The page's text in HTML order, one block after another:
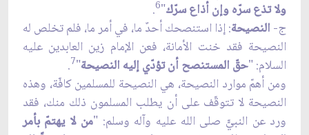
ولا تذع سرّه وإن أذاع سرّك"
6
.
ج- النصيحة: إذا استنصحك أحدٌ ما، في أمر ما، فلم تخلص له
النصيحة فقد خنت الأمانة، فعن الإمام زين العابدين عليه
السلام: "حقّ المستنصح أن تؤدّي إليه النصيحة"
7
.
ومن أهمّ موارد النصيحة، هي النصيحة للمسلمين كافّة، وهذه
النصيحة لا تتوقّف على أن يطلب المسلمون ذلك منك، فقد
ورد عن النبيّّ صلى الله عليه وآله وسلم: "من لا يهتمّ بأمر